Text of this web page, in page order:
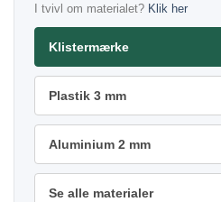
I tvivl om materialet? Klik her
Klistermærke
Plastik 3 mm
Aluminium 2 mm
Se alle materialer